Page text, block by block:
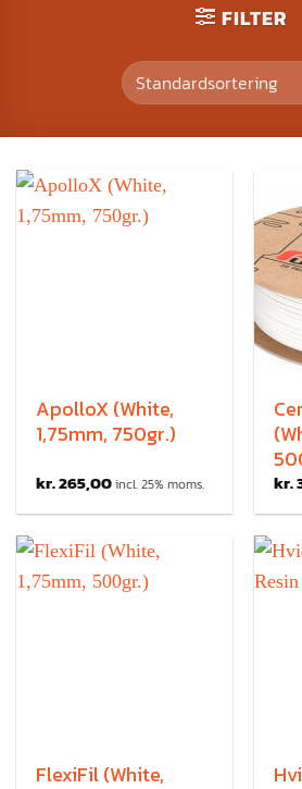
FILTER
ApolloX (White,
1,75mm, 750gr.)
kr.265,00incl. 25% moms. kr.
FlexiFil (White,